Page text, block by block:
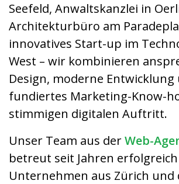
Seefeld, Anwaltskanzlei in
Architekturbüro am
innovatives Start-up im
West – wir kombinieren
Design, moderne Entwicklung
fundiertes Marketing-Know-
stimmigen digitalen Auftritt.
Unser Team aus derWeb-
betreut seit Jahren erfolgreich
Unternehmen aus Zürich und